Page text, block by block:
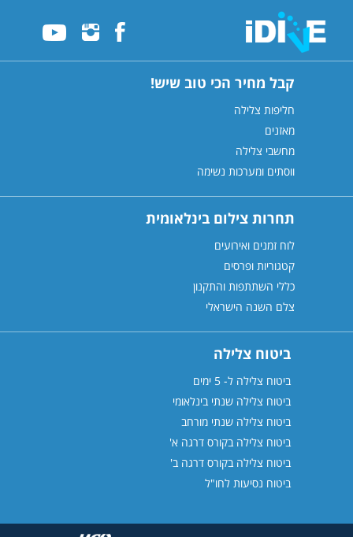
קבל מחיר הכי טוב שיש!
חליפות צלילה
מאזנים
מחשבי צלילה
ווסתים ומערכות נשימה
תחרות צילום בינלאומית
לוח זמנים ואירועים
קטגוריות ופרסים
כללי השתתפות והתקנון
צלם השנה הישראלי
ביטוח צלילה
ביטוח צלילה ל- 5 ימים
ביטוח צלילה שנתי בינלאומי
ביטוח צלילה שנתי מורחב
ביטוח צלילה בקורס דרגה א'
ביטוח צלילה בקורס דרגה ב'
ביטוח נסיעות לחו"ל